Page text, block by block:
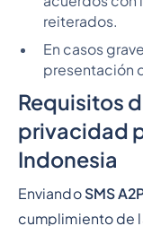
reiterados.
En casos
presentación
Requisitos
privacidad
Indonesia
Enviando SMS
cumplimiento de